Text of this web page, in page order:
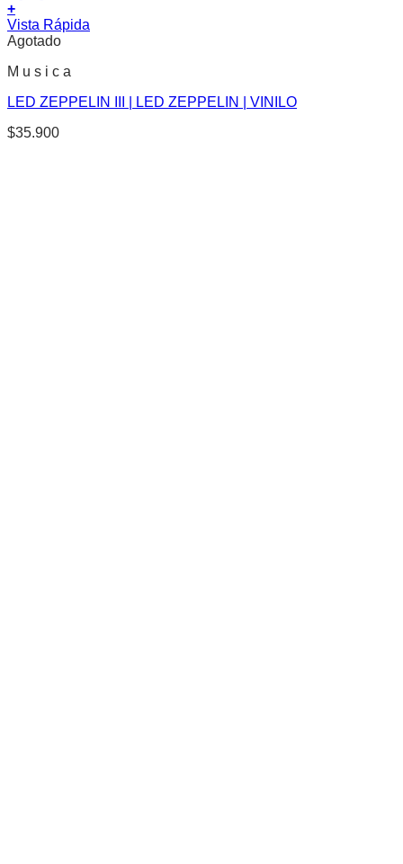
+
Vista Rápida
Agotado
M u s i c a
LED ZEPPELIN III | LED ZEPPELIN | VINILO
$35.900